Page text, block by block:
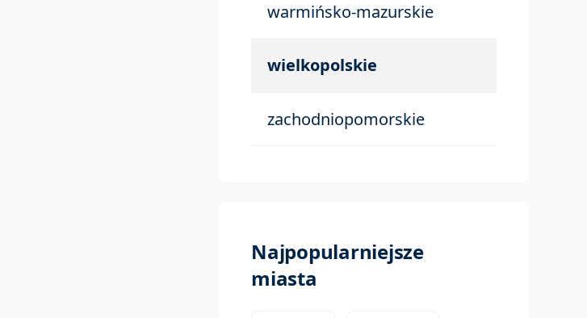
warmińsko-mazurskie
wielkopolskie
zachodniopomorskie
Najpopularniejsze
miasta